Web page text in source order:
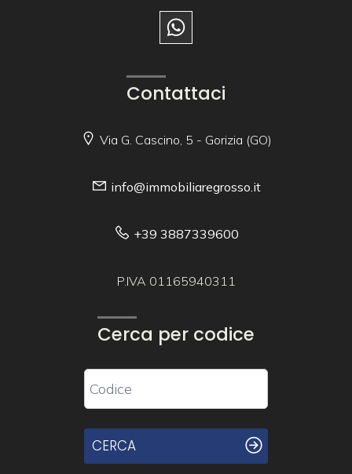
Contattaci
Via G. Cascino, 5 - Gorizia (GO)
info@immobiliaregrosso.it
+39 3887339600
P.IVA 01165940311
Cerca per codice
CERCA